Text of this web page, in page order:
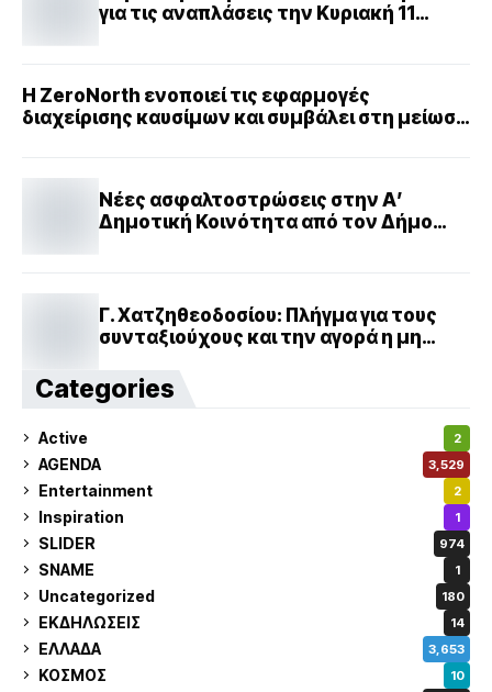
για τις αναπλάσεις την Κυριακή 11
Η ZeroNorth ενοποιεί τις εφαρμογές
διαχείρισης καυσίμων και συμβάλει στη μείωση
Νέες ασφαλτοστρώσεις στην Α’
Δημοτική Κοινότητα από τον Δήμο
Γ. Χατζηθεοδοσίου: Πλήγμα για τους
συνταξιούχους και την αγορά η μη
λόγω Πάσχα
Categories
Active 2
AGENDA 3,529
Entertainment 2
Inspiration 1
SLIDER 974
SNAME 1
Uncategorized 180
ΕΚΔΗΛΩΣΕΙΣ 14
ΕΛΛΑΔΑ 3,653
ΚΟΣΜΟΣ 10